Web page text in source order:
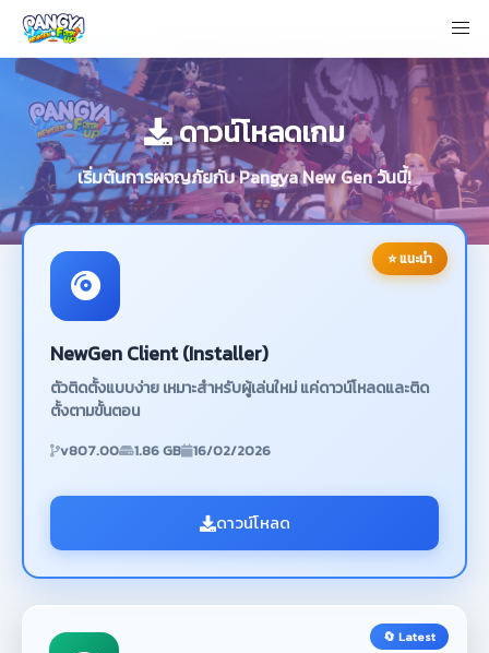
ดาวน์โหลดเกม
เริ่มต้นการผจญภัยกับ Pangya New Gen วันนี้!
⭐ แนะนำ
NewGen Client (Installer)
ตัวติดตั้งแบบง่าย เหมาะสำหรับผู้เล่นใหม่ แค่ดาวน์โหลดและติด
ตั้งตามขั้นตอน
v807.00 1.86 GB 16/02/2026
ดาวน์โหลด
🔄 Latest